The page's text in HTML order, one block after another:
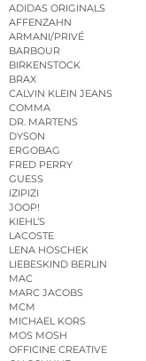
ADIDAS ORIGINALS
AFFENZAHN
ARMANI/PRIVÉ
BARBOUR
BIRKENSTOCK
BRAX
CALVIN KLEIN JEANS
COMMA
DR. MARTENS
DYSON
ERGOBAG
FRED PERRY
GUESS
IZIPIZI
JOOP!
KIEHL’S
LACOSTE
LENA HOSCHEK
LIEBESKIND BERLIN
MAC
MARC JACOBS
MCM
MICHAEL KORS
MOS MOSH
OFFICINE CREATIVE